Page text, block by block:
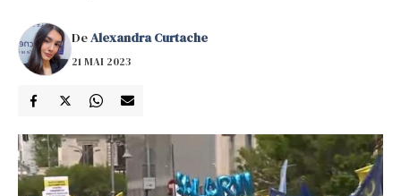
DeAlexandra Curtache
21 MAI 2023